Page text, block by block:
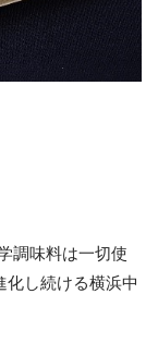
調味料は一切使
化し続ける横浜中